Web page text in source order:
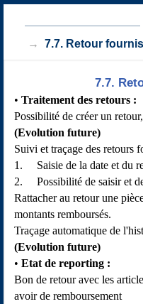
7.7. Retour
7.7.
Traitement des retours :
Possibilité de créer un
(Evolution future)
Suivi et traçage des retours
1. Saisie de la date et du
2. Possibilité de saisir et
Rattacher au retour une
montants remboursés.
Traçage automatique de
(Evolution future)
Etat de reporting :
Bon de retour avec les
avoir de remboursement